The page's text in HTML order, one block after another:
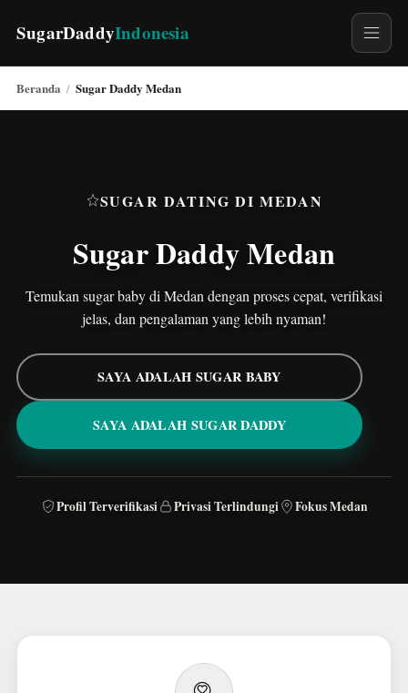
SugarDaddyIndonesia
Beranda / Sugar Daddy Medan
SUGAR DATING DI MEDAN
Sugar Daddy Medan
Temukan sugar baby di Medan dengan proses cepat, verifikasi
jelas, dan pengalaman yang lebih nyaman!
SAYA ADALAH SUGAR BABY
SAYA ADALAH SUGAR DADDY
Profil Terverifikasi Privasi Terlindungi Fokus Medan